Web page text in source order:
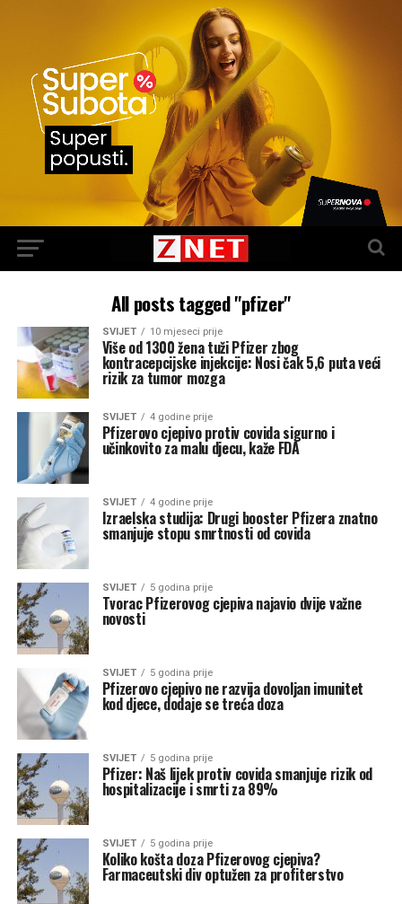
All posts tagged "pfizer"
SVIJET 10 mjeseci prije
Više od 1300 žena tuži Pfizer zbog
kontracepcijske injekcije: Nosi čak 5,6 puta veći
rizik za tumor mozga
SVIJET 4 godine prije
Pfizerovo cjepivo protiv covida sigurno i
učinkovito za malu djecu, kaže FDA
SVIJET 4 godine prije
Izraelska studija: Drugi booster Pfizera znatno
smanjuje stopu smrtnosti od covida
SVIJET 5 godina prije
Tvorac Pfizerovog cjepiva najavio dvije važne
novosti
SVIJET 5 godina prije
Pfizerovo cjepivo ne razvija dovoljan imunitet
kod djece, dodaje se treća doza
SVIJET 5 godina prije
Pfizer: Naš lijek protiv covida smanjuje rizik od
hospitalizacije i smrti za 89%
SVIJET 5 godina prije
Koliko košta doza Pfizerovog cjepiva?
Farmaceutski div optužen za profiterstvo